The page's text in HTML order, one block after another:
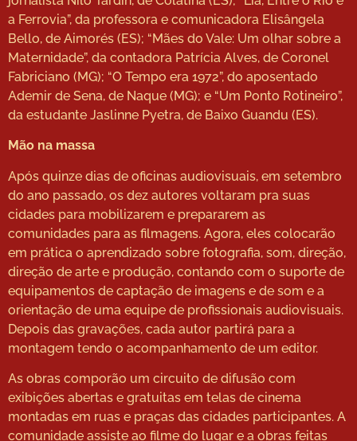
a Ferrovia”, da professora e comunicadora Elisângela
Bello, de Aimorés (ES); “Mães do Vale: Um olhar sobre a
Maternidade”, da contadora Patrícia Alves, de Coronel
Fabriciano (MG); “O Tempo era 1972”, do aposentado
Ademir de Sena, de Naque (MG); e “Um Ponto Rotineiro”,
da estudante Jaslinne Pyetra, de Baixo Guandu (ES).
Mão na massa
Após quinze dias de oficinas audiovisuais, em setembro
do ano passado, os dez autores voltaram pra suas
cidades para mobilizarem e prepararem as
comunidades para as filmagens. Agora, eles colocarão
em prática o aprendizado sobre fotografia, som, direção,
direção de arte e produção, contando com o suporte de
equipamentos de captação de imagens e de som e a
orientação de uma equipe de profissionais audiovisuais.
Depois das gravações, cada autor partirá para a
montagem tendo o acompanhamento de um editor.
As obras comporão um circuito de difusão com
exibições abertas e gratuitas em telas de cinema
montadas em ruas e praças das cidades participantes. A
comunidade assiste ao filme do lugar e a obras feitas